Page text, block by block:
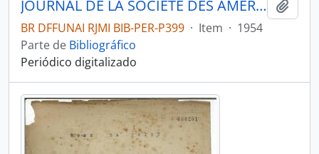
JOURNAL DE LA SOCIETE DES AMERICANISTES DE PARIS - PARIS FR MUSEE DE L HOMME - 1954 - Nº43
BR DFFUNAI RJMI BIB-PER-P399 · Item · 1954
Parte de Bibliográfico
Periódico digitalizado